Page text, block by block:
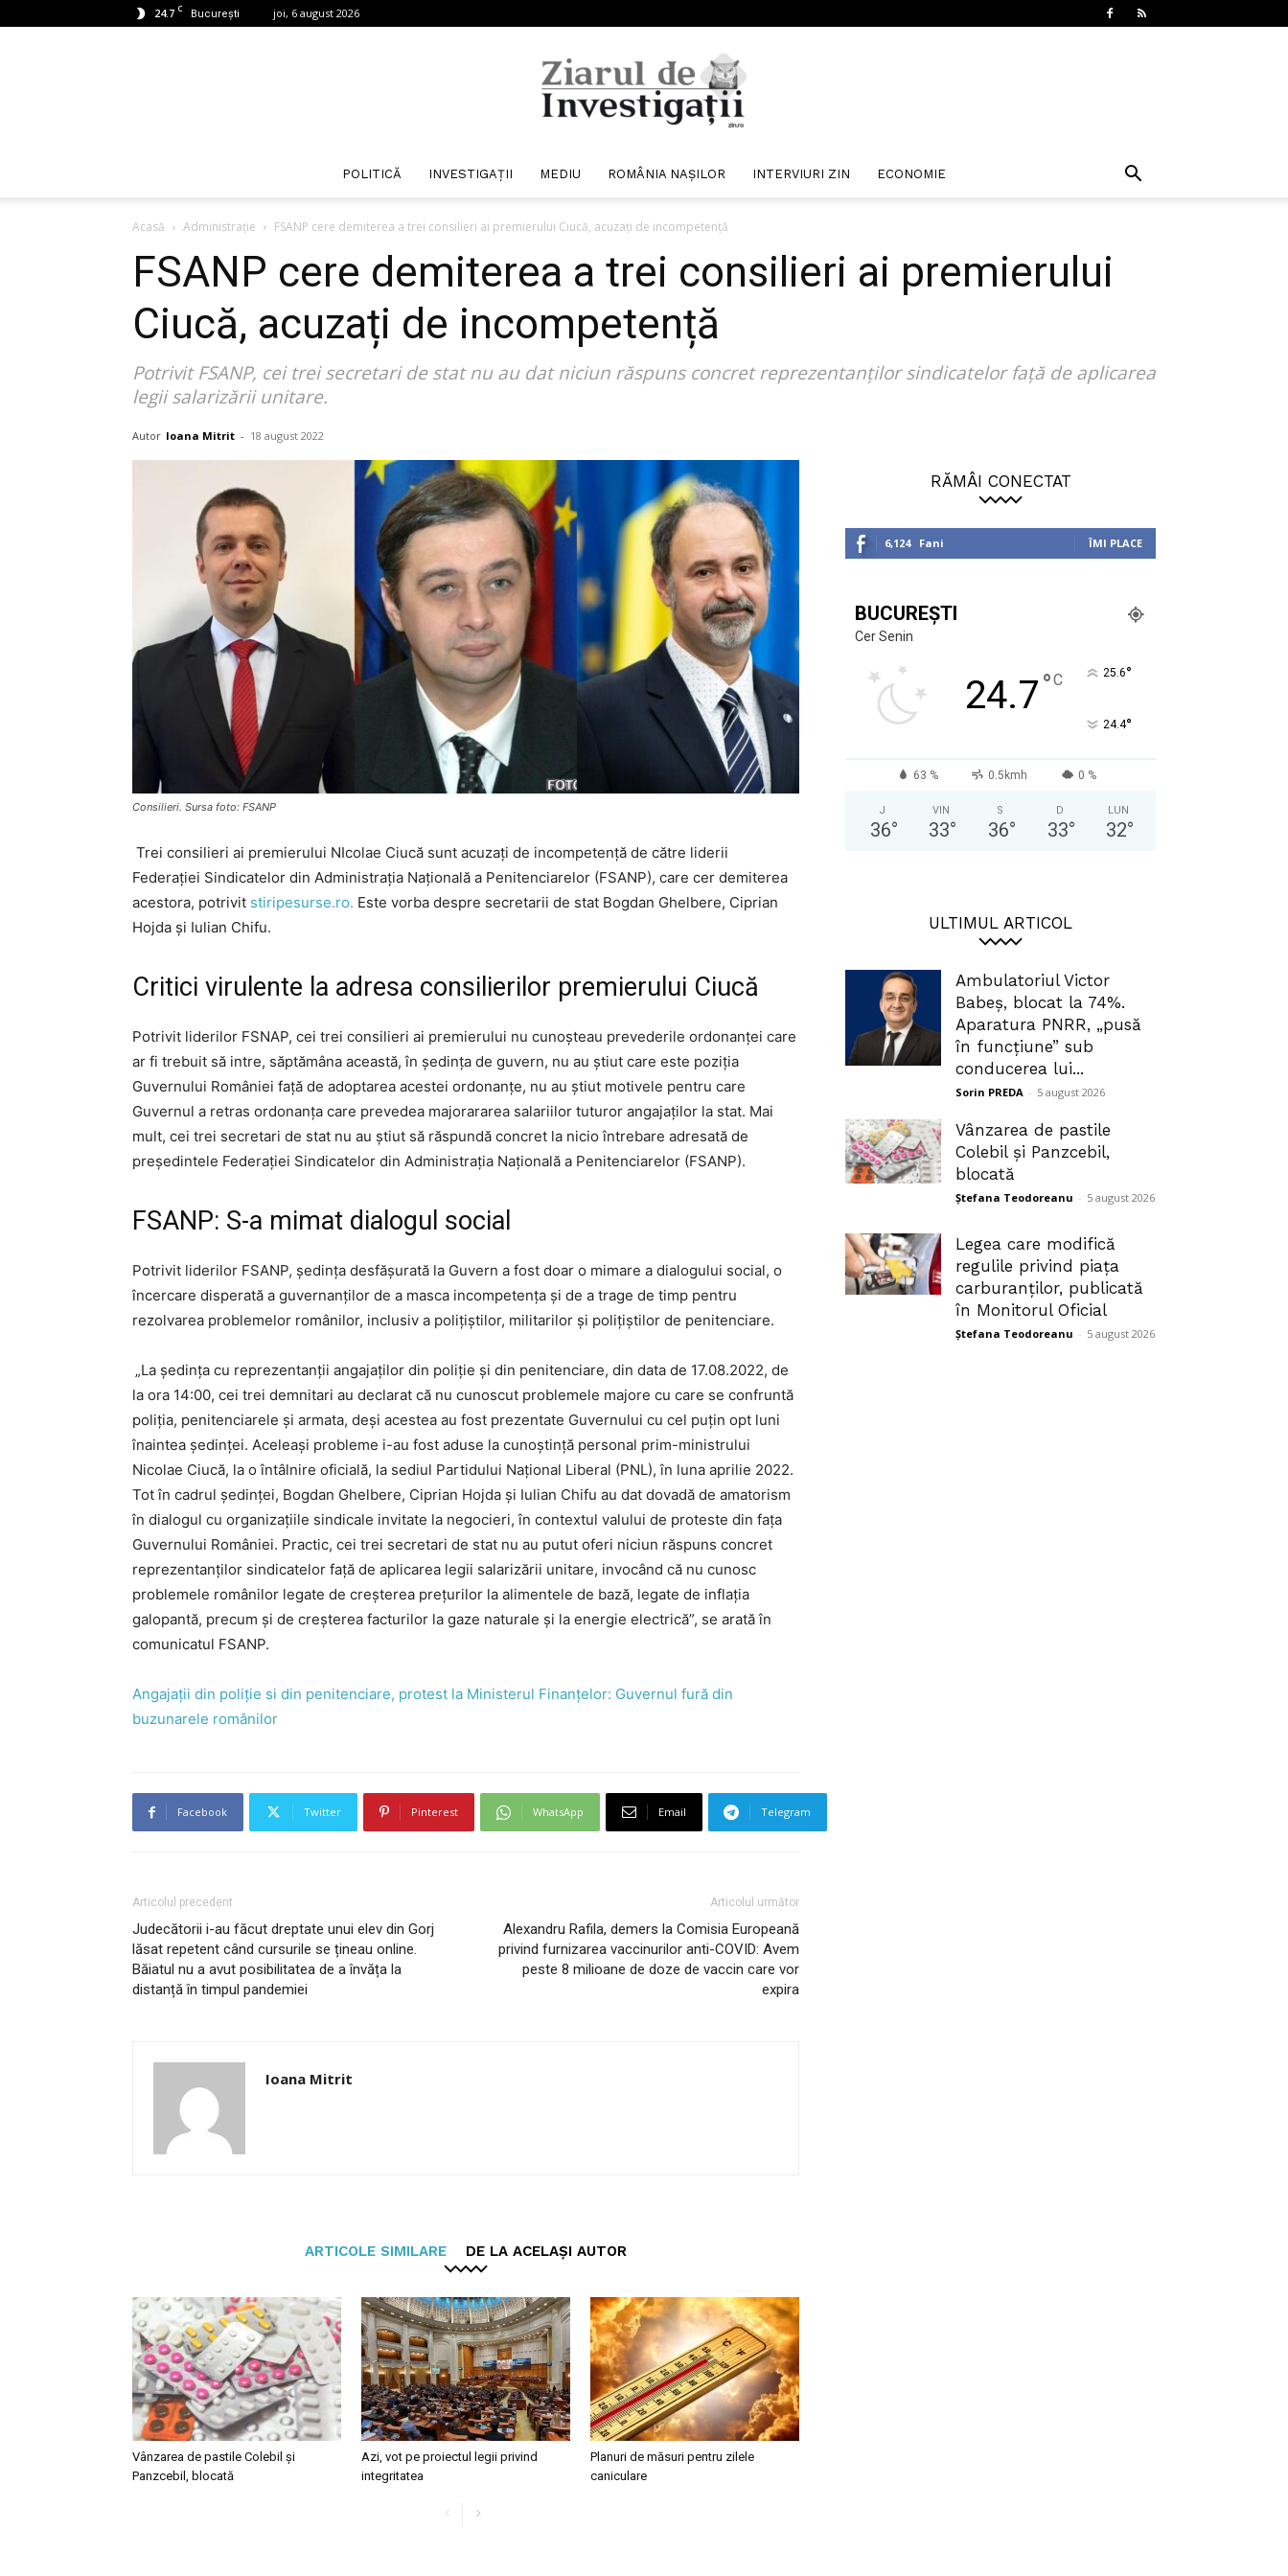
24.7 C București joi, 6 august 2026
de
POLITICĂ INVESTIGAȚII MEDIU ROMÂNIA NAȘILOR INTERVIURI ZIN ECONOMIE
Acasă Administrație FSANP cere demiterea a trei consilieri ai premierului Ciucă, acuzați de incompetență
FSANP cere demiterea a trei consilieri ai premierului
Ciucă, acuzați de incompetență
Potrivit FSANP, cei trei secretari de stat nu au dat niciun răspuns concret reprezentanților sindicatelor față de aplicarea
legii salarizării unitare.
Autor Ioana Mitrit - 18 august 2022
Consilieri. Sursa foto: FSANP
Trei consilieri ai premierului NIcolae Ciucă sunt acuzați de incompetență de către liderii
Federației Sindicatelor din Administrația Națională a Penitenciarelor (FSANP), care cer demiterea
acestora, potrivit stiripesurse.ro. Este vorba despre secretarii de stat Bogdan Ghelbere, Ciprian
Hojda și Iulian Chifu.
Critici virulente la adresa consilierilor premierului Ciucă
Potrivit liderilor FSNAP, cei trei consilieri ai premierului nu cunoșteau prevederile ordonanței care
ar fi trebuit să intre, săptămâna această, în ședința de guvern, nu au știut care este poziția
Guvernului României față de adoptarea acestei ordonanțe, nu au știut motivele pentru care
Guvernul a retras ordonanța care prevedea majorararea salariilor tuturor angajaților la stat. Mai
mult, cei trei secretari de stat nu au știut să răspundă concret la nicio întrebare adresată de
președintele Federației Sindicatelor din Administrația Națională a Penitenciarelor (FSANP).
FSANP: S-a mimat dialogul social
Potrivit liderilor FSANP, ședința desfășurată la Guvern a fost doar o mimare a dialogului social, o
încercare disperată a guvernanților de a masca incompetența și de a trage de timp pentru
rezolvarea problemelor românilor, inclusiv a polițiștilor, militarilor și polițiștilor de penitenciare.
„La ședința cu reprezentanții angajaților din poliție și din penitenciare, din data de 17.08.2022, de
la ora 14:00, cei trei demnitari au declarat că nu cunoscut problemele majore cu care se confruntă
poliția, penitenciarele și armata, deși acestea au fost prezentate Guvernului cu cel puțin opt luni
înaintea ședinței. Aceleași probleme i-au fost aduse la cunoștință personal prim-ministrului
Nicolae Ciucă, la o întâlnire oficială, la sediul Partidului Național Liberal (PNL), în luna aprilie 2022.
Tot în cadrul ședinței, Bogdan Ghelbere, Ciprian Hojda și Iulian Chifu au dat dovadă de amatorism
în dialogul cu organizațiile sindicale invitate la negocieri, în contextul valului de proteste din fața
Guvernului României. Practic, cei trei secretari de stat nu au putut oferi niciun răspuns concret
reprezentanților sindicatelor față de aplicarea legii salarizării unitare, invocând că nu cunosc
problemele românilor legate de creșterea prețurilor la alimentele de bază, legate de inflația
galopantă, precum și de creșterea facturilor la gaze naturale și la energie electrică”, se arată în
comunicatul FSANP.
Angajații din poliție si din penitenciare, protest la Ministerul Finanțelor: Guvernul fură din
buzunarele românilor
Facebook Twitter Pinterest WhatsApp Email Telegram
Articolul precedent
Judecătorii i-au făcut dreptate unui elev din Gorj
lăsat repetent când cursurile se țineau online.
Băiatul nu a avut posibilitatea de a învăța la
distanță în timpul pandemiei
Articolul următor
Alexandru Rafila, demers la Comisia Europeană
privind furnizarea vaccinurilor anti-COVID: Avem
peste 8 milioane de doze de vaccin care vor
expira
Ioana Mitrit
ARTICOLE SIMILARE DE LA ACELAȘI AUTOR
Vânzarea de pastile Colebil și
Panzcebil, blocată
Azi, vot pe proiectul legii privind
integritatea
Planuri de măsuri pentru zilele
caniculare
RĂMÂI CONECTAT
6,124 Fani ÎMI PLACE
BUCUREȘTI
Cer Senin
24.7°C 25.6°
24.4°
63 % 0.5kmh 0 %
J
36°
VIN
33°
S
36°
D
33°
LUN
32°
ULTIMUL ARTICOL
Ambulatoriul Victor
Babeș, blocat la 74%.
Aparatura PNRR, „pusă
în funcțiune” sub
conducerea lui...
Sorin PREDA - 5 august 2026
Vânzarea de pastile
Colebil și Panzcebil,
blocată
Ștefana Teodoreanu - 5 august 2026
Legea care modifică
regulile privind piața
carburanților, publicată
în Monitorul Oficial
Ștefana Teodoreanu - 5 august 2026